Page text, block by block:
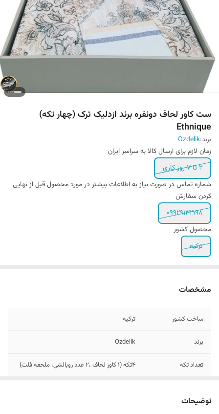
ست کاور لحاف دونفره برند ازدلیک ترک (چهار تکه)
Ethnique
برند:Ozdelik
زمان لازم برای ارسال کالا به سراسر ایران
۲ تا ۷ روز کاری
شماره تماس در صورت نیاز به اطلاعات بیشتر در مورد محصول قبل از نهایی
کردن سفارش
۰۹۹۲۹۱۳۲۱۹۸
محصول کشور
ترکیه
مشخصات
ساخت کشور ترکیه
برند Ozdelik
تعداد تکه 4تکه (1 کاور لحاف ،2 عدد روبالشی، ملحفه فلت)
توضیحات